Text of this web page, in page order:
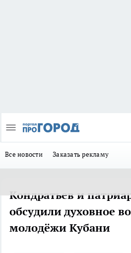
Все новости Заказать рекламу
Кондратьев и
обсудили духовное
молодёжи Кубани